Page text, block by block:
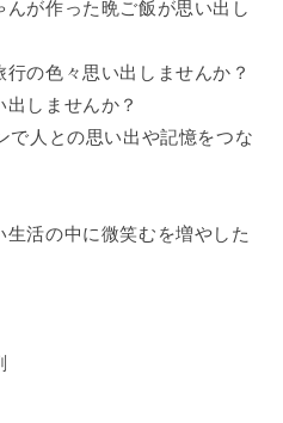
が作った晩ご飯が思い出し
の色々思い出しませんか？
しませんか？
人との思い出や記憶をつな
活の中に微笑むを増やした